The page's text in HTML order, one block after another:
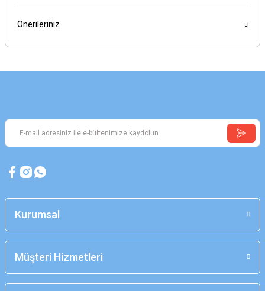
Önerileriniz
Kurumsal
Müşteri Hizmetleri